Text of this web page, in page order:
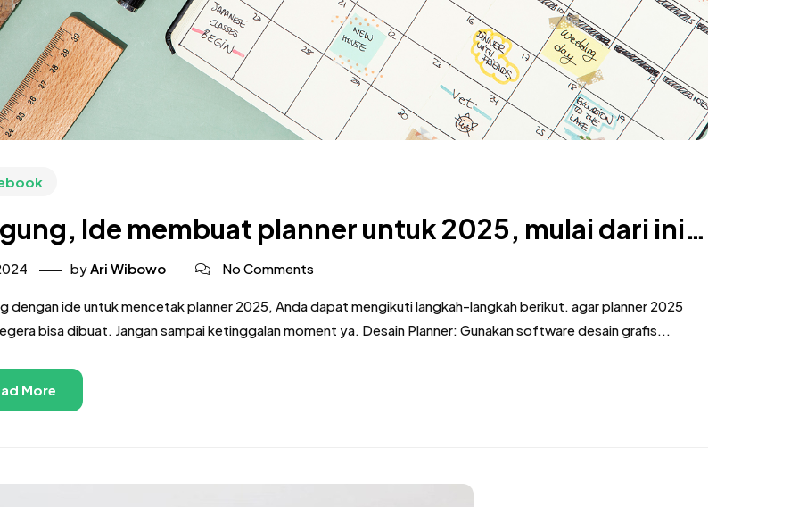
Ide membuat planner untuk 2025, mulai dari ini…
byAri Wibowo No Comments
dengan ide untuk mencetak planner 2025, Anda dapat mengikuti langkah-langkah berikut. agar planner 2025
bisa dibuat. Jangan sampai ketinggalan moment ya. Desain Planner: Gunakan software desain grafis...
More